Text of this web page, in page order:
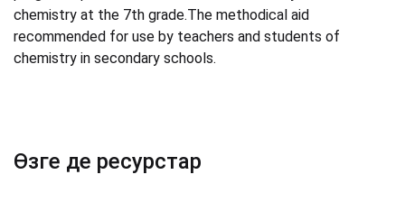
chemistry at the 7th grade.The methodical aid
recommended for use by teachers and students of
chemistry in secondary schools.
Өзге де ресурстар